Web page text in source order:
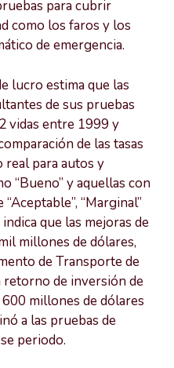
para cubrir
como los faros y los
de emergencia.
lucro estima que las
de sus pruebas
vidas entre 1999 y
de las tasas
real para autos y
“Bueno” y aquellas con
“Marginal”
que las mejoras de
millones de dólares,
de Transporte de
retorno de inversión de
millones de dólares
a las pruebas de
periodo.